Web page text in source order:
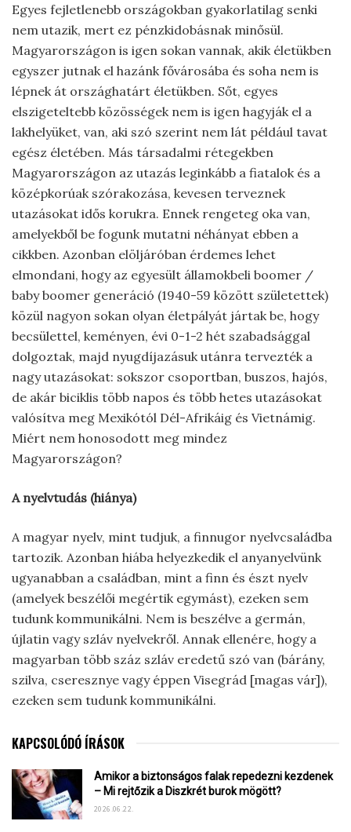
Egyes fejletlenebb országokban gyakorlatilag senki
nem utazik, mert ez pénzkidobásnak minősül.
Magyarországon is igen sokan vannak, akik életükben
egyszer jutnak el hazánk fővárosába és soha nem is
lépnek át országhatárt életükben. Sőt, egyes
elszigeteltebb közösségek nem is igen hagyják el a
lakhelyüket, van, aki szó szerint nem lát például tavat
egész életében. Más társadalmi rétegekben
Magyarországon az utazás leginkább a fiatalok és a
középkorúak szórakozása, kevesen terveznek
utazásokat idős korukra. Ennek rengeteg oka van,
amelyekből be fogunk mutatni néhányat ebben a
cikkben. Azonban elöljáróban érdemes lehet
elmondani, hogy az egyesült államokbeli boomer /
baby boomer generáció (1940-59 között születettek)
közül nagyon sokan olyan életpályát jártak be, hogy
becsülettel, keményen, évi 0-1-2 hét szabadsággal
dolgoztak, majd nyugdíjazásuk utánra tervezték a
nagy utazásokat: sokszor csoportban, buszos, hajós,
de akár biciklis több napos és több hetes utazásokat
valósítva meg Mexikótól Dél-Afrikáig és Vietnámig.
Miért nem honosodott meg mindez
Magyarországon?
A nyelvtudás (hiánya)
A magyar nyelv, mint tudjuk, a finnugor nyelvcsaládba
tartozik. Azonban hiába helyezkedik el anyanyelvünk
ugyanabban a családban, mint a finn és észt nyelv
(amelyek beszélői megértik egymást), ezeken sem
tudunk kommunikálni. Nem is beszélve a germán,
újlatin vagy szláv nyelvekről. Annak ellenére, hogy a
magyarban több száz szláv eredetű szó van (bárány,
szilva, cseresznye vagy éppen Visegrád [magas vár]),
ezeken sem tudunk kommunikálni.
KAPCSOLÓDÓ ÍRÁSOK
Amikor a biztonságos falak repedezni kezdenek
– Mi rejtőzik a Diszkrét burok mögött?
2026.06.22.